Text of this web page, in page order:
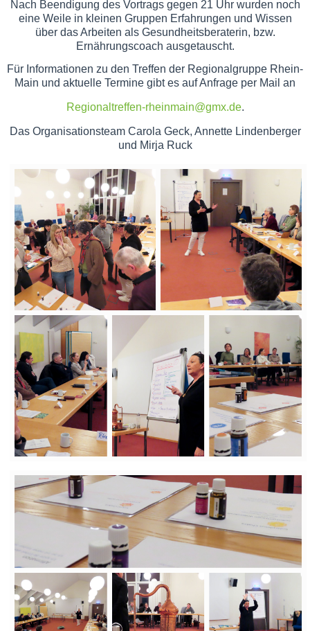
Nach Beendigung des Vortrags gegen 21 Uhr wurden noch
eine Weile in kleinen Gruppen Erfahrungen und Wissen
über das Arbeiten als Gesundheitsberaterin, bzw.
Ernährungscoach ausgetauscht.
Für Informationen zu den Treffen der Regionalgruppe Rhein-
Main und aktuelle Termine gibt es auf Anfrage per Mail an
Regionaltreffen-rheinmain@gmx.de.
Das Organisationsteam Carola Geck, Annette Lindenberger
und Mirja Ruck